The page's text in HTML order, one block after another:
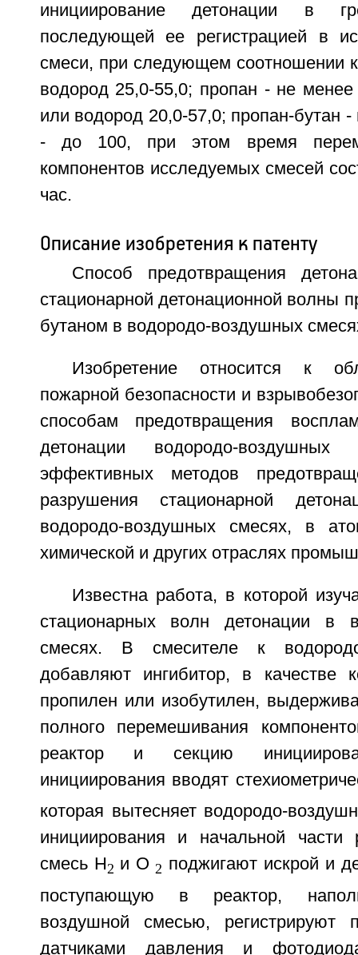
инициирование детонации в
последующей ее регистрацией в
смеси, при следующем соотношении
водород 25,0-55,0; пропан - не
или водород 20,0-57,0; пропан-бутан
- до 100, при этом время
компонентов исследуемых смесей
час.
Описание изобретения к патенту
Способ предотвращения
стационарной детонационной волны
бутаном в водородо-воздушных
Изобретение относится к
пожарной безопасности и
способам предотвращения
детонации водородо-воздушных
эффективных методов
разрушения стационарной
водородо-воздушных смесях, в
химической и других отраслях
Известна работа, в которой
стационарных волн детонации в
смесях. В смесителе к
добавляют ингибитор, в качестве
пропилен или изобутилен,
полного перемешивания
реактор и секцию
инициирования вводят
которая вытесняет водородо-
инициирования и начальной части
смесь Н2 и О 2 поджигают искрой и
поступающую в реактор,
воздушной смесью, регистрируют
датчиками давления и